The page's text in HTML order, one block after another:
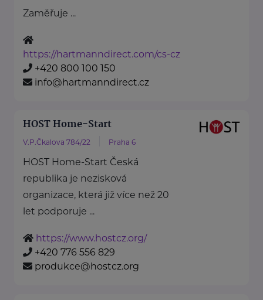
Zaměřuje ...
https://hartmanndirect.com/cs-cz
+420 800 100 150
info@hartmanndirect.cz
HOST Home-Start
V.P.Čkalova 784/22 Praha 6
HOST Home-Start Česká
republika je nezisková
organizace, která již více než 20
let podporuje ...
https://www.hostcz.org/
+420 776 556 829
produkce@hostcz.org